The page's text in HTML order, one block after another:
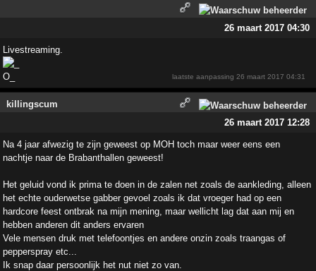
26 maart 2017 04:30
Livestreaming.
laatste aanpassing26 maart 2017 04:31
killingscum
26 maart 2017 12:28
Na 4 jaar afwezig te zijn geweest op MOH toch maar weer eens een
nachtje naar de Brabanthallen geweest!
Het geluid vond ik prima te doen in de zalen net zoals de aankleding, alleen
het echte ouderwetse gabber gevoel zoals ik dat vroeger had op een
hardcore feest ontbrak na mijn mening, maar wellicht lag dat aan mij en
hebben anderen dit anders ervaren
Vele mensen druk met telefoontjes en andere onzin zoals traangas of
pepperspray etc...
Ik snap daar persoonlijk het nut niet zo van.